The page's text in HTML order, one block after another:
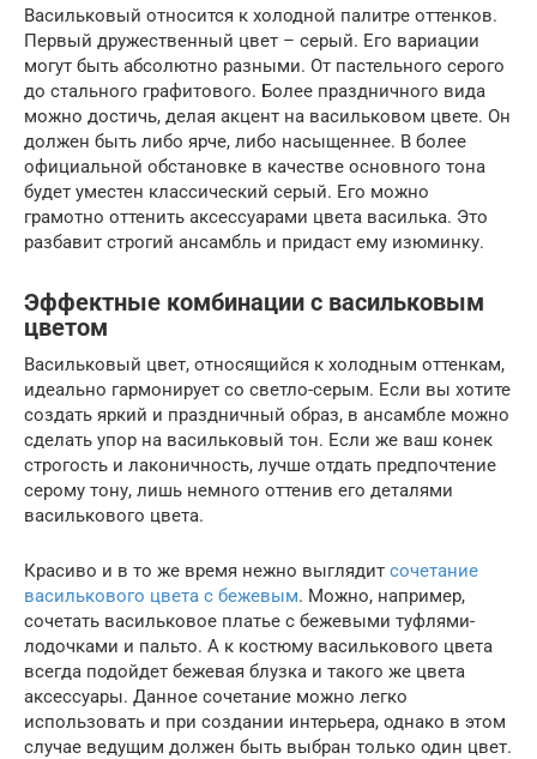
Васильковый относится к холодной палитре оттенков.
Первый дружественный цвет – серый. Его вариации
могут быть абсолютно разными. От пастельного серого
до стального графитового. Более праздничного вида
можно достичь, делая акцент на васильковом цвете. Он
должен быть либо ярче, либо насыщеннее. В более
официальной обстановке в качестве основного тона
будет уместен классический серый. Его можно
грамотно оттенить аксессуарами цвета василька. Это
разбавит строгий ансамбль и придаст ему изюминку.
Эффектные комбинации с васильковым
цветом
Васильковый цвет, относящийся к холодным оттенкам,
идеально гармонирует со светло-серым. Если вы хотите
создать яркий и праздничный образ, в ансамбле можно
сделать упор на васильковый тон. Если же ваш конек
строгость и лаконичность, лучше отдать предпочтение
серому тону, лишь немного оттенив его деталями
василькового цвета.
Красиво и в то же время нежно выглядит сочетание
василькового цвета с бежевым. Можно, например,
сочетать васильковое платье с бежевыми туфлями-
лодочками и пальто. А к костюму василькового цвета
всегда подойдет бежевая блузка и такого же цвета
аксессуары. Данное сочетание можно легко
использовать и при создании интерьера, однако в этом
случае ведущим должен быть выбран только один цвет.